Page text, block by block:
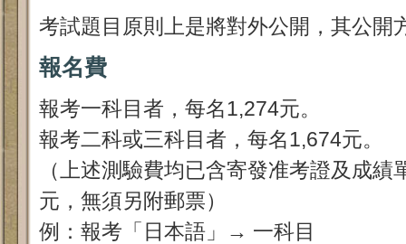
考試題目原則上是將對外公開，其公開
報名費
報考一科目者，每名1,274元。
報考二科或三科目者，每名1,674元。
（上述測驗費均已含寄發准考證及成
元，無須另附郵票）
例：報考「日本語」→ 一科目